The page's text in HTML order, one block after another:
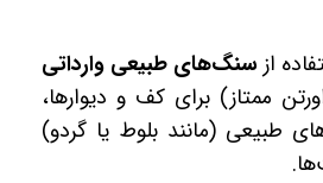
از سنگ‌های طبیعی وارداتی
ممتاز) برای کف و دیوارها،
طبیعی (مانند بلوط یا گردو)